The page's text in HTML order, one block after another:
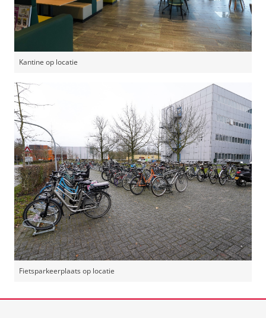
Kantine op locatie
Fietsparkeerplaats op locatie